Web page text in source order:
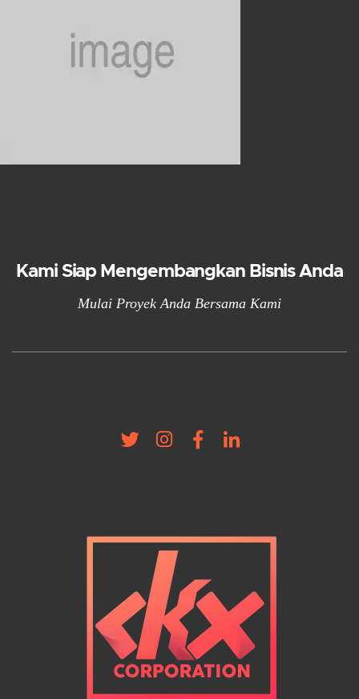
Kami Siap Mengembangkan Bisnis Anda
Mulai Proyek Anda Bersama Kami